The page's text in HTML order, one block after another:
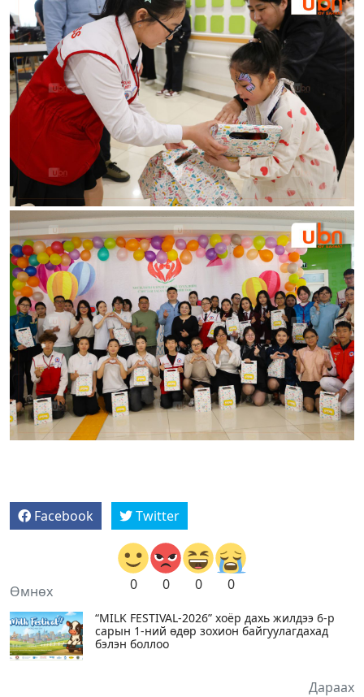
Facebook Twitter
0 0 0 0
Өмнөх
“MILK FESTIVAL-2026” хоёр дахь жилдээ 6-р
сарын 1-ний өдөр зохион байгуулагдахад
бэлэн боллоо
Дараах